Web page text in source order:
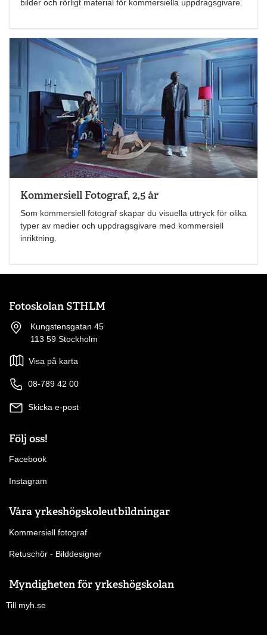
bilder och rörligt material för kommersiella uppdragsgivare.
Kommersiell Fotograf, 2,5 år
Som kommersiell fotograf skapar du visuella uttryck för olika
typer av medier och uppdragsgivare med kommersiell
inriktning.
Fotoskolan STHLM
Kungstensgatan 45
113 59 Stockholm
Visa på karta
08-789 42 00
Skicka e-post
Följ oss!
Facebook
Instagram
Våra yrkeshögskoleutbildningar
Kommersiell fotograf
Retuschör - Bilddesigner
Myndigheten för yrkeshögskolan
Till myh.se